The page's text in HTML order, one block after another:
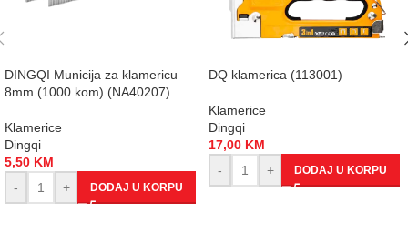
DINGQI Municija za klamericu
8mm (1000 kom) (NA40207)
Klamerice
Dingqi
5,50 KM
-
+ DODAJ U KORPU
DQ klamerica (113001)
Klamerice
Dingqi
17,00 KM
-
+ DODAJ U KORPU